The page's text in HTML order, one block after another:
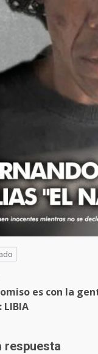
es con la
LIBIA
respuesta